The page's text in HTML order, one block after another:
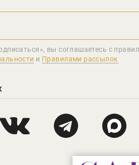
вы соглашаетеcь с
и Правилами рассылок